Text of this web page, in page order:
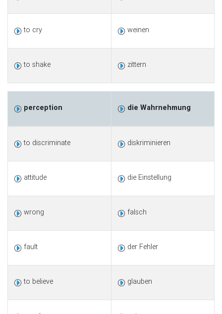
to cry weinen
to shake zittern
perception die Wahrnehmung
to discriminate diskriminieren
attitude die Einstellung
wrong falsch
fault der Fehler
to believe glauben